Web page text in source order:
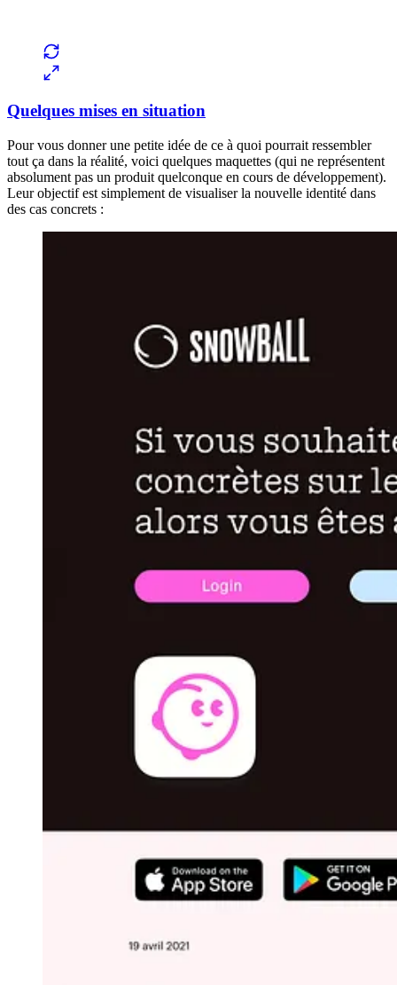
Quelques mises en situation
Pour vous donner une petite idée de ce à quoi pourrait ressembler
tout ça dans la réalité, voici quelques maquettes (qui ne représentent
absolument pas un produit quelconque en cours de développement).
Leur objectif est simplement de visualiser la nouvelle identité dans
des cas concrets :